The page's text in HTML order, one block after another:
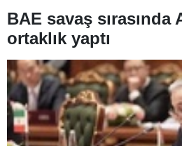
BAE savaş
ortaklık yaptı